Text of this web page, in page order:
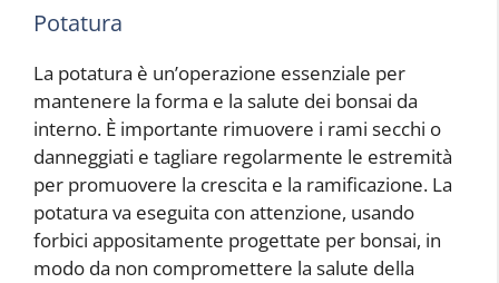
Potatura
La potatura è un’operazione essenziale per
mantenere la forma e la salute dei bonsai da
interno. È importante rimuovere i rami secchi o
danneggiati e tagliare regolarmente le estremità
per promuovere la crescita e la ramificazione. La
potatura va eseguita con attenzione, usando
forbici appositamente progettate per bonsai, in
modo da non compromettere la salute della